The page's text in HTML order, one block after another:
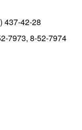
437-42-28
7973, 8-52-7974